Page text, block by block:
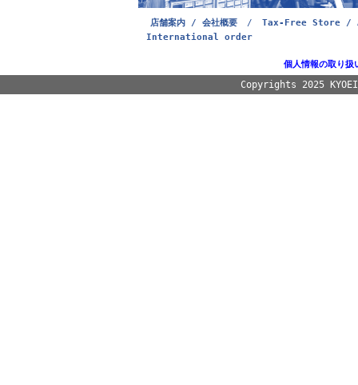
店舗案内 / 会社概要 /
Tax-Free Store /
International order
個人情報の取り扱
Copyrights 2025